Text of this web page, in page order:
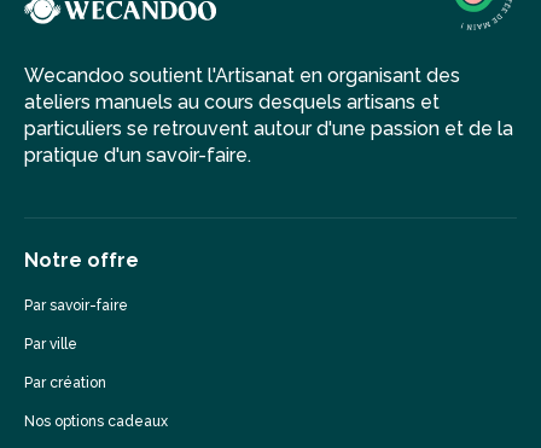
Wecandoo soutient l'Artisanat en organisant des
ateliers manuels au cours desquels artisans et
particuliers se retrouvent autour d'une passion et de la
pratique d'un savoir-faire.
Notre offre
Par savoir-faire
Par ville
Par création
Nos options cadeaux